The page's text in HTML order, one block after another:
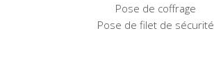
Pose de coffrage
Pose de filet de sécurité